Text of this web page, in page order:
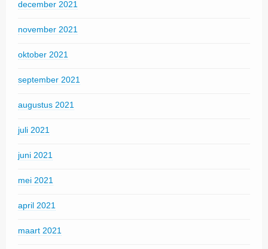
december 2021
november 2021
oktober 2021
september 2021
augustus 2021
juli 2021
juni 2021
mei 2021
april 2021
maart 2021